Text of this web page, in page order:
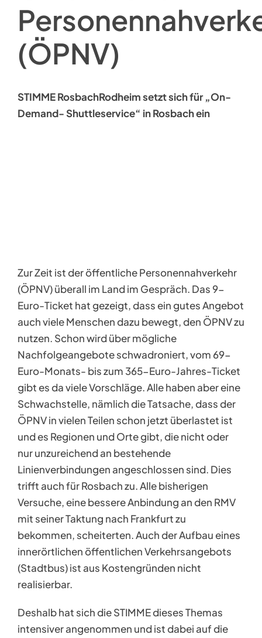
(ÖPNV)
STIMME RosbachRodheim setzt sich für „On-
Demand- Shuttleservice“ in Rosbach ein
Zur Zeit ist der öffentliche Personennahverkehr
(ÖPNV) überall im Land im Gespräch. Das 9-
Euro-Ticket hat gezeigt, dass ein gutes Angebot
auch viele Menschen dazu bewegt, den ÖPNV zu
nutzen. Schon wird über mögliche
Nachfolgeangebote schwadroniert, vom 69-
Euro-Monats- bis zum 365-Euro-Jahres-Ticket
gibt es da viele Vorschläge. Alle haben aber eine
Schwachstelle, nämlich die Tatsache, dass der
ÖPNV in vielen Teilen schon jetzt überlastet ist
und es Regionen und Orte gibt, die nicht oder
nur unzureichend an bestehende
Linienverbindungen angeschlossen sind. Dies
trifft auch für Rosbach zu. Alle bisherigen
Versuche, eine bessere Anbindung an den RMV
mit seiner Taktung nach Frankfurt zu
bekommen, scheiterten. Auch der Aufbau eines
innerörtlichen öffentlichen Verkehrsangebots
(Stadtbus) ist aus Kostengründen nicht
realisierbar.
Deshalb hat sich die STIMME dieses Themas
intensiver angenommen und ist dabei auf die